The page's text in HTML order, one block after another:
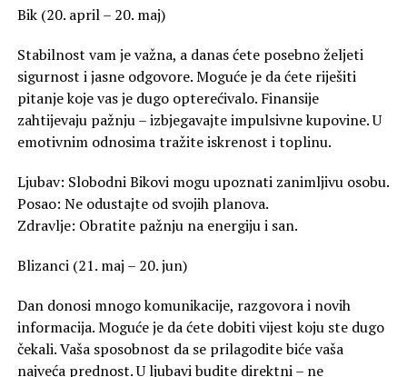
Bik (20. april – 20. maj)
Stabilnost vam je važna, a danas ćete posebno željeti
sigurnost i jasne odgovore. Moguće je da ćete riješiti
pitanje koje vas je dugo opterećivalo. Finansije
zahtijevaju pažnju – izbjegavajte impulsivne kupovine. U
emotivnim odnosima tražite iskrenost i toplinu.
Ljubav: Slobodni Bikovi mogu upoznati zanimljivu osobu.
Posao: Ne odustajte od svojih planova.
Zdravlje: Obratite pažnju na energiju i san.
Blizanci (21. maj – 20. jun)
Dan donosi mnogo komunikacije, razgovora i novih
informacija. Moguće je da ćete dobiti vijest koju ste dugo
čekali. Vaša sposobnost da se prilagodite biće vaša
najveća prednost. U ljubavi budite direktni – ne